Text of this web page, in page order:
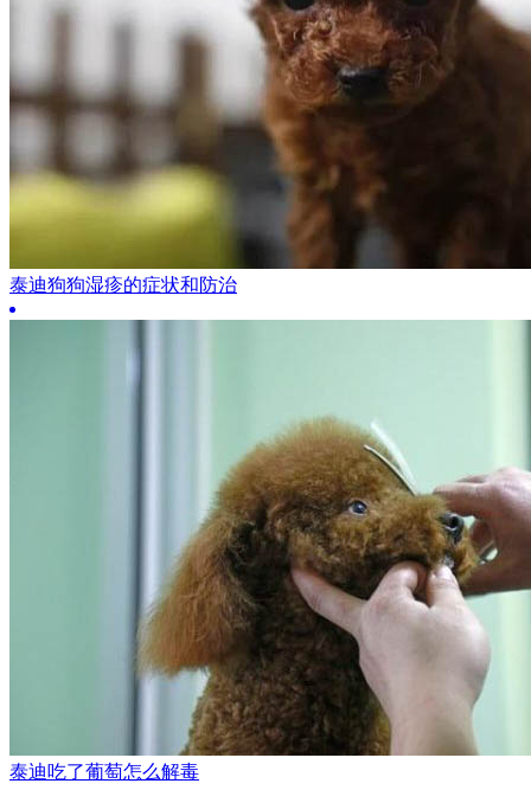
泰迪狗狗湿疹的症状和防治
泰迪吃了葡萄怎么解毒